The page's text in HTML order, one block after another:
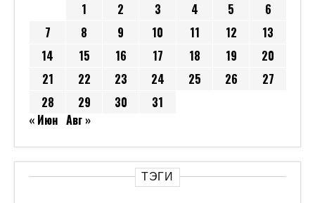
1 2 3 4 5
6
7
8 9 10 11 12
13
14
15 16 17 18 19
20
21
22 23 24 25 26
27
28
29 30
31
« Июн Авг »
ТЭГИ